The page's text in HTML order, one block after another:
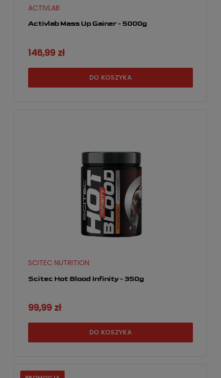
Activlab Mass Up Gainer - 5000g
ACTIVLAB
146,99 zł
DO KOSZYKA
Scitec Hot Blood Infinity - 350g
SCITEC NUTRITION
99,99 zł
DO KOSZYKA